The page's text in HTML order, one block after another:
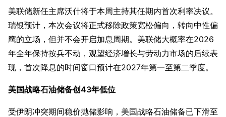
美联储新任主席沃什将于本周主持其任期内首次利率决议。
瑞银预计，本次会议将正式移除政策宽松偏向，转向中性偏
鹰的立场，但并不会开启加息周期。美联储大概率在2026
年全年保持按兵不动，观望经济增长与劳动力市场的后续表
现，首次降息的时间窗口预计在2027年第一至第二季度。
美国战略石油储备创43年低位
受伊朗冲突期间稳价抛储影响，美国战略石油储备已下滑至